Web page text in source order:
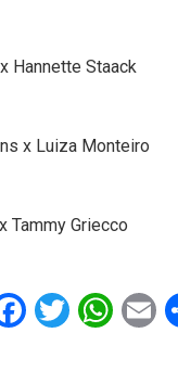
Hannette Staack
x Luiza Monteiro
Tammy Griecco
Facebook
Twitter